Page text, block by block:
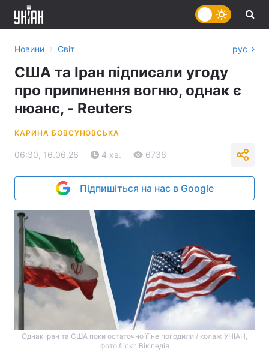
Новини › Світ рус
США та Іран підписали угоду
про припинення вогню, однак є
нюанс, - Reuters
КАРИНА БОВСУНОВСЬКА
06:30, 16.06.26 4 хв. 6736
Підпишіться на нас в Google
Однак Іран та США поки остаточно її не погодили / колаж УНІАН,
фото flickr, Вікіпедія